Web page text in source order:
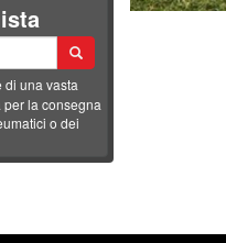
una vasta
la consegna
o dei